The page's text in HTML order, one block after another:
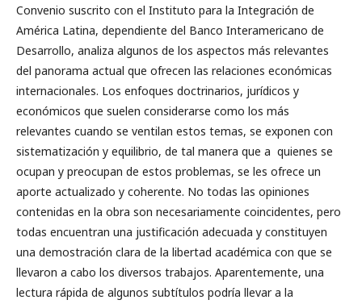
Convenio suscrito con el Instituto para la Integración de
América Latina, dependiente del Banco Interamericano de
Desarrollo, analiza algunos de los aspectos más relevantes
del panorama actual que ofrecen las relaciones económicas
internacionales. Los enfoques doctrinarios, jurídicos y
económicos que suelen considerarse como los más
relevantes cuando se ventilan estos temas, se exponen con
sistematización y equilibrio, de tal manera que a quienes se
ocupan y preocupan de estos problemas, se les ofrece un
aporte actualizado y coherente. No todas las opiniones
contenidas en la obra son necesariamente coincidentes, pero
todas encuentran una justificación adecuada y constituyen
una demostración clara de la libertad académica con que se
llevaron a cabo los diversos trabajos. Aparentemente, una
lectura rápida de algunos subtítulos podría llevar a la